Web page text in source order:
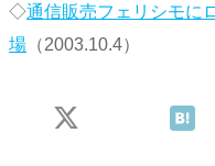
◇通信販売フェリシモに
場 （2003.10.4）